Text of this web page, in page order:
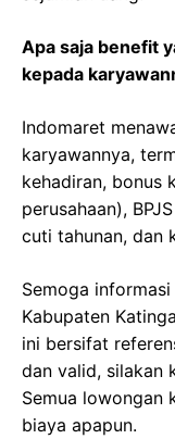
Apa saja benefit
kepada
Indomaret
karyawannya,
kehadiran, bonus
perusahaan),
cuti tahunan, dan
Semoga
Kabupaten
ini bersifat
dan valid, silakan
Semua lowongan
biaya apapun.